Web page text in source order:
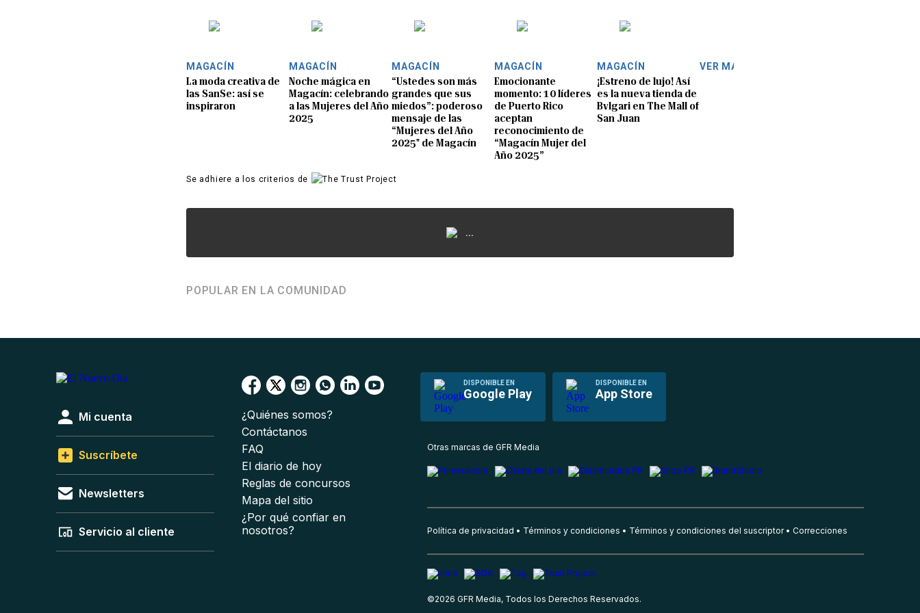
MAGACÍN
La moda creativa de
las SanSe: así se
inspiraron
MAGACÍN
Noche mágica en
Magacín: celebrando
a las Mujeres del Año
2025
MAGACÍN
“Ustedes son más
grandes que sus
miedos”: poderoso
mensaje de las
“Mujeres del Año
2025" de Magacín
MAGACÍN
Emocionante
momento: 10 líderes
de Puerto Rico
aceptan
reconocimiento de
“Magacín Mujer del
Año 2025”
MAGACÍN
¡Estreno de lujo! Así
es la nueva tienda de
Bvlgari en The Mall of
San Juan
VER MÁS
Se adhiere a los criterios de
...
POPULAR EN LA COMUNIDAD
DISPONIBLE EN
Google Play
DISPONIBLE EN
App Store
Mi cuenta
Suscríbete
Newsletters
Servicio al cliente
¿Quiénes somos?
Contáctanos
FAQ
El diario de hoy
Reglas de concursos
Mapa del sitio
¿Por qué confiar en
nosotros?
Otras marcas de GFR Media
Política de privacidad Términos y condiciones Términos y condiciones del suscriptor Correcciones
©2026 GFR Media, Todos los Derechos Reservados.